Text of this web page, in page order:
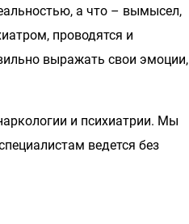
а что – вымысел,
проводятся и
выражать свои эмоции,
и психиатрии. Мы
ведется без